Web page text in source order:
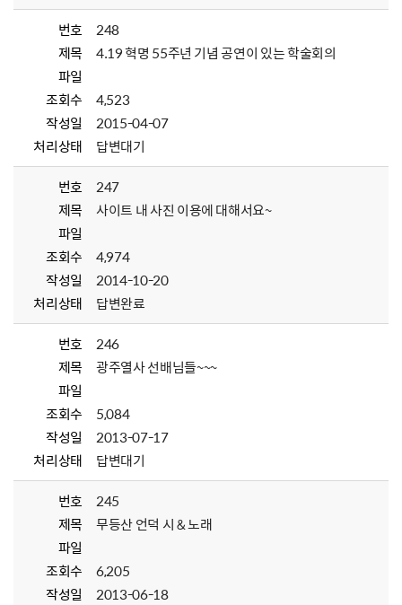
번호
248
제목
4.19 혁명 55주년 기념 공연이 있는 학술회의
파일
조회수
4,523
작성일
2015-04-07
처리상태
답변대기
번호
247
제목
사이트 내 사진 이용에 대해서요~
파일
조회수
4,974
작성일
2014-10-20
처리상태
답변완료
번호
246
제목
광주열사 선배님들~~~
파일
조회수
5,084
작성일
2013-07-17
처리상태
답변대기
번호
245
제목
무등산 언덕 시 & 노래
파일
조회수
6,205
작성일
2013-06-18